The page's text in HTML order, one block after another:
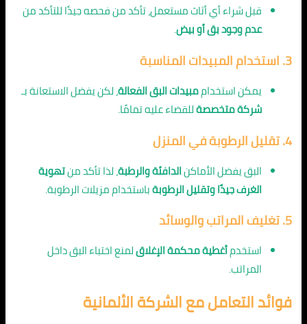
قبل شراء أي أثاث مستعمل، تأكد من فحصه جيدًا للتأكد من
عدم وجود بق أو بيض.
3. استخدام المبيدات المناسبة
يمكن استخداممبيدات البق الفعالة، لكن يفضل الاستعانة بـ
شركة متخصصةللقضاء عليه تمامًا.
4. تقليل الرطوبة في المنزل
البق يفضل الأماكنالدافئة والرطبة، لذا تأكد منتهوية
الغرف جيدًا وتقليل الرطوبةباستخدام مزيلات الرطوبة.
5. تغليف المراتب والوسائد
استخدمأغطية محكمة الإغلاقلمنع اختباء البق داخل
المراتب.
فوائد التعامل مع الشركة الألمانية